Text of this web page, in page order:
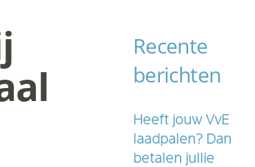
Recente
berichten
Heeft jouw VvE
laadpalen? Dan
betalen jullie